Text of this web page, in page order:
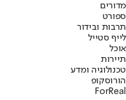
מדורים
ספורט
תרבות ובידור
לייף סטייל
אוכל
תיירות
טכנולוגיה ומדע
הורוסקופ
ForReal